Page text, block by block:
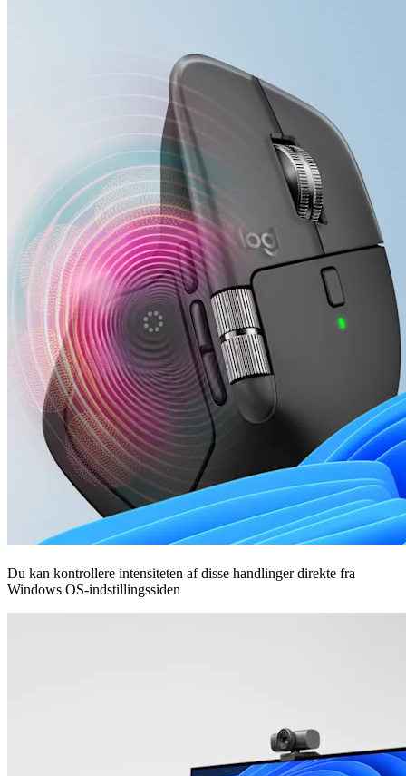
Du kan kontrollere intensiteten af disse handlinger direkte fra
Windows OS-indstillingssiden